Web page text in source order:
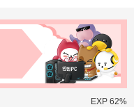
EXP 62%